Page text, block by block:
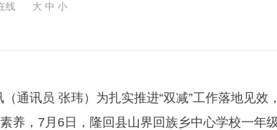
线 大 中 小
通讯员 张玮）为扎实推进“双减”工作落地见效
养，7月6日，隆回县山界回族乡中心学校一年